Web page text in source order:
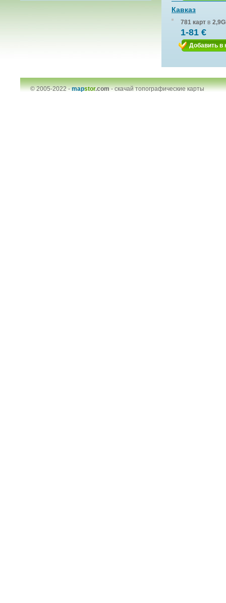
Кавказ
781 карт в
1-81 €
Добавить в
© 2005-2022 -mapstor.com-скачай топографические карты